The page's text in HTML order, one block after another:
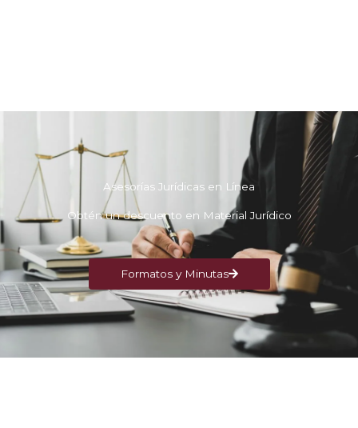
Asesorías Jurídicas en Línea
Obtén un descuento en Material Jurídico
Formatos y Minutas